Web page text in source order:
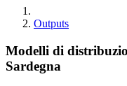
Outputs
Modelli di
Sardegna